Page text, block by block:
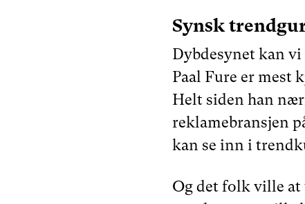
Synsk
Dybdesynet kan vi
Paal Fure er mest
Helt siden han
reklamebransjen
kan se inn i
Og det folk ville at